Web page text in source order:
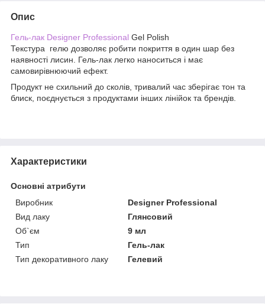
Опис
Гель-лак Designer Professional Gel Polish
Текстура гелю дозволяє робити покриття в один шар без
наявності лисин. Гель-лак легко наноситься і має
самовирівнюючий ефект.
Продукт не схильний до сколів, тривалий час зберігає тон та
блиск, поєднується з продуктами інших лінійок та брендів.
Характеристики
Основні атрибути
Виробник
Designer Professional
Вид лаку
Глянсовий
Об`єм
9 мл
Тип
Гель-лак
Тип декоративного лаку
Гелевий